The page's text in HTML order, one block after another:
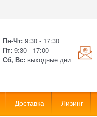
Пн-Чт: 9:30 - 17:30
Пт: 9:30 - 17:00
Сб, Вс: выходные дни
Доставка Лизинг